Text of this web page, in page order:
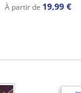
À partir de 19,99 €